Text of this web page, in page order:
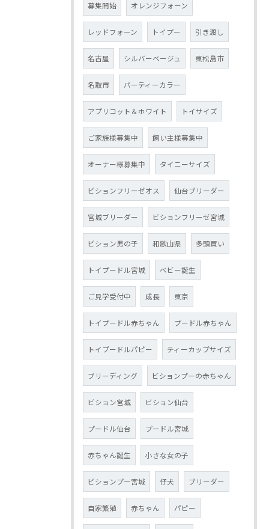
募集開始 オレンジフォーン
レッドフォーン トイプー 引き渡し
名古屋 シルバーベージュ 東松島市
名取市 パーティーカラー
アプリコット＆ホワイト トイサイズ
ご家族様募集中 飼い主様募集中
オーナー様募集中 タイニーサイズ
ビションフリーゼオス 仙台ブリーダー
宮城ブリーダー ビションフリーゼ宮城
ビション男の子 和歌山県 多頭買い
トイプードル宮城 ベビー誕生
ご見学受付中 成長 東京
トイプードル赤ちゃん プードル赤ちゃん
トイプードルパピー ティーカップサイズ
ブリーディング ビションプーの赤ちゃん
ビション宮城 ビション仙台
プードル仙台 プードル宮城
赤ちゃん誕生 小さな女の子
ビションプー宮城 仔犬 ブリーダー
自家繁殖 赤ちゃん パピー